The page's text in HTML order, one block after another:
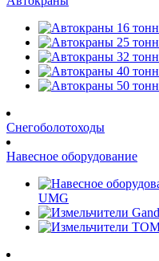
Снегоболотоходы
Навесное оборудование
UMG